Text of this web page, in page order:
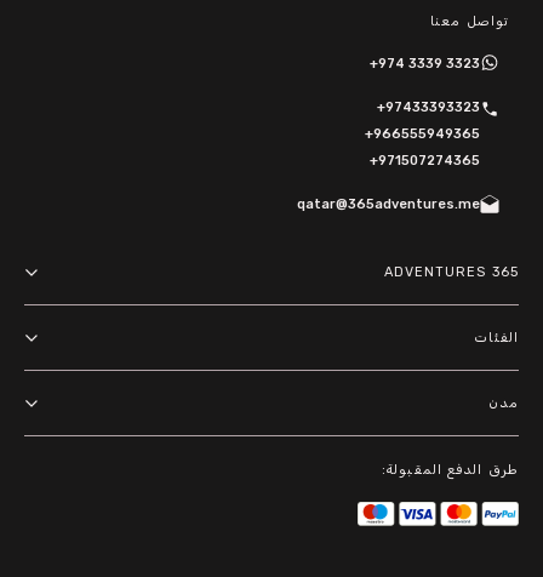
تواصل معنا
+974 3339 3323
+97433393323
+966555949365
+971507274365
qatar@365adventures.me
365 ADVENTURES
Privacy Policy
الفئات
باقات
أنشطة مائية
مدن
طرق الدفع المقبولة: